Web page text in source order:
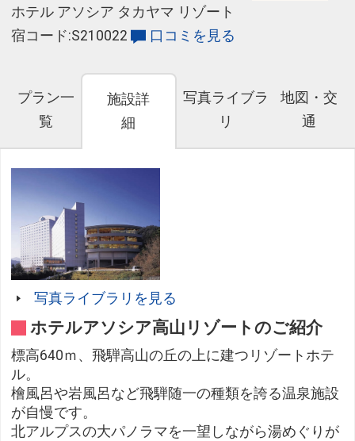
ホテル アソシア タカヤマ リゾート
宿コード:S210022
口コミを見る
プラン一
覧
施設詳
細
写真ライブラ
リ
地図・交
通
写真ライブラリを見る
ホテルアソシア高山リゾートのご紹介
標高640ｍ、飛騨高山の丘の上に建つリゾートホテ
ル。
檜風呂や岩風呂など飛騨随一の種類を誇る温泉施設
が自慢です。
北アルプスの大パノラマを一望しながら湯めぐりが